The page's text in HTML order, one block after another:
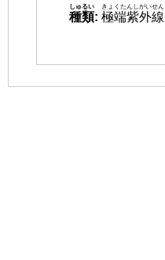
種類
しゅるい
: 極端紫外線
きょくたんしがいせん